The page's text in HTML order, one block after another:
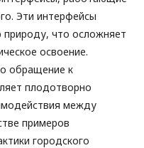
Эти интерфейсы
что осложняет
освоение.
обращение к
плодотворно
между
примеров
городского